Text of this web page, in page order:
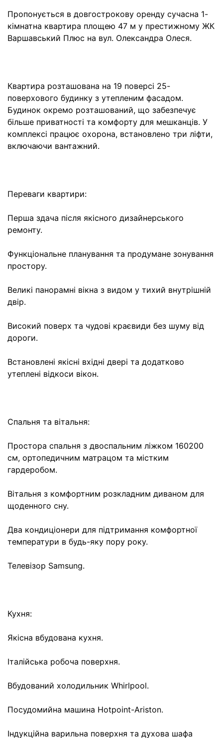
Пропонується в довгострокову оренду сучасна 1-
кімнатна квартира площею 47 м у престижному ЖК
Варшавський Плюс на вул. Олександра Олеся.
Квартира розташована на 19 поверсі 25-
поверхового будинку з утепленим фасадом.
Будинок окремо розташований, що забезпечує
більше приватності та комфорту для мешканців. У
комплексі працює охорона, встановлено три ліфти,
включаючи вантажний.
Переваги квартири:
Перша здача після якісного дизайнерського
ремонту.
Функціональне планування та продумане зонування
простору.
Великі панорамні вікна з видом у тихий внутрішній
двір.
Високий поверх та чудові краєвиди без шуму від
дороги.
Встановлені якісні вхідні двері та додатково
утеплені відкоси вікон.
Спальня та вітальня:
Простора спальня з двоспальним ліжком 160200
см, ортопедичним матрацом та містким
гардеробом.
Вітальня з комфортним розкладним диваном для
щоденного сну.
Два кондиціонери для підтримання комфортної
температури в будь-яку пору року.
Телевізор Samsung.
Кухня:
Якісна вбудована кухня.
Італійська робоча поверхня.
Вбудований холодильник Whirlpool.
Посудомийна машина Hotpoint-Ariston.
Індукційна варильна поверхня та духова шафа